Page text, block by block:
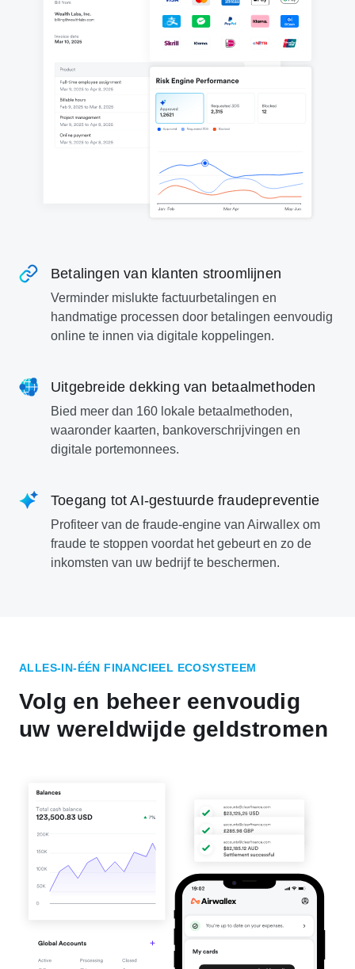
Betalingen van klanten stroomlijnen
Verminder mislukte factuurbetalingen en
handmatige processen door betalingen eenvoudig
online te innen via digitale koppelingen.
Uitgebreide dekking van betaalmethoden
Bied meer dan 160 lokale betaalmethoden,
waaronder kaarten, bankoverschrijvingen en
digitale portemonnees.
Toegang tot AI-gestuurde fraudepreventie
Profiteer van de fraude-engine van Airwallex om
fraude te stoppen voordat het gebeurt en zo de
inkomsten van uw bedrijf te beschermen.
ALLES-IN-ÉÉN FINANCIEEL ECOSYSTEEM
Volg en beheer eenvoudig
uw wereldwijde geldstromen